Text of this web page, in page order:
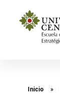
Inicio »